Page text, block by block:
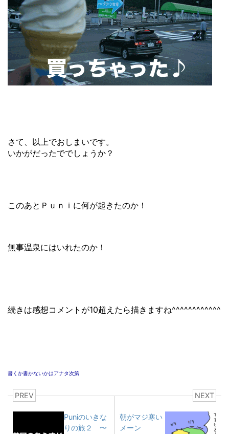
さて、以上でおしまいです。
いかがだったででしょうか？
このあとＰｕｎｉに何が起きたのか！
無事温泉にはいれたのか！
続きは感想コメントが10超えたら描きますね^^^^^^^^^^^^
書くか書かないかはアナタ次第
PREV
Puniのいきな
りの旅２ 〜
NEXT
朝がマジ寒い
メーン